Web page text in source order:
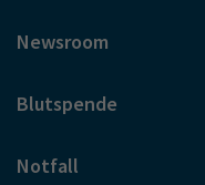
Newsroom
Blutspende
Notfall